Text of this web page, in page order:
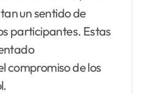
un sentido de
participantes. Estas
compromiso de los